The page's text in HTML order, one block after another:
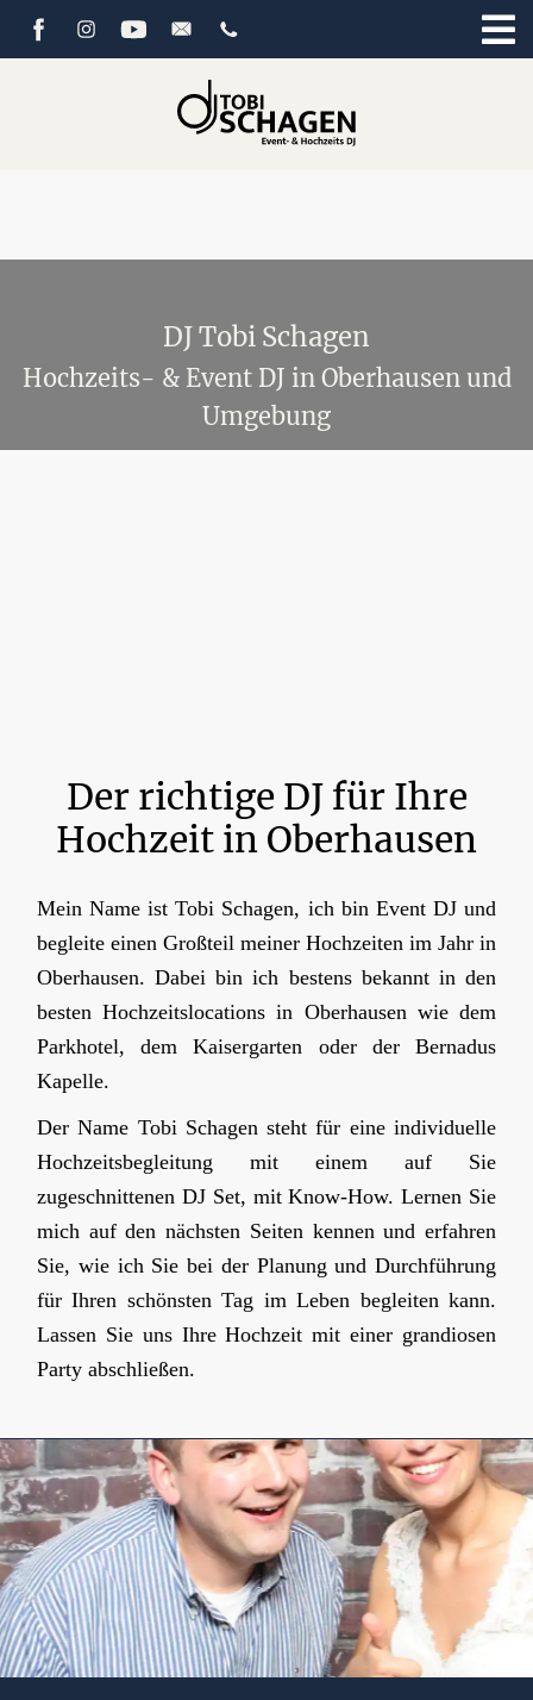
DJ Tobi Schagen
Hochzeits- & Event DJ in Oberhausen und
Umgebung
Der richtige DJ für Ihre
Hochzeit in Oberhausen
Mein Name ist Tobi Schagen, ich bin Event DJ und
begleite einen Großteil meiner Hochzeiten im Jahr in
Oberhausen. Dabei bin ich bestens bekannt in den
besten Hochzeitslocations in Oberhausen wie dem
Parkhotel, dem Kaisergarten oder der Bernadus
Kapelle.
Der Name Tobi Schagen steht für eine individuelle
Hochzeitsbegleitung mit einem auf Sie
zugeschnittenen DJ Set, mit Know-How. Lernen Sie
mich auf den nächsten Seiten kennen und erfahren
Sie, wie ich Sie bei der Planung und Durchführung
für Ihren schönsten Tag im Leben begleiten kann.
Lassen Sie uns Ihre Hochzeit mit einer grandiosen
Party abschließen.